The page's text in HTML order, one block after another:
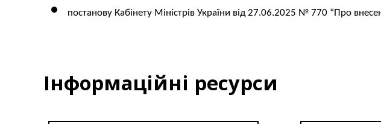
постанову Кабінету Міністрів України від 27.06.2025 № 770 “Про
Інформаційні ресурси